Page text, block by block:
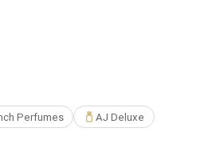
Perfumes AJ Deluxe